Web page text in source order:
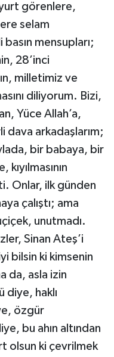
görenlere,
selam
mensupları;
28’inci
milletimiz ve
diliyorum. Bizi,
Yüce Allah’a,
dava arkadaşlarım;
bir babaya, bir
Onlar, ilk günden
çalıştı; ama
unutmadı.
Sinan Ateş’i
bilsin ki kimsenin
da, asla izin
diye, haklı
özgür
bu ahın altından
olsun ki çevrilmek